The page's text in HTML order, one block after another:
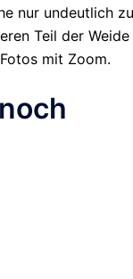
nur undeutlich zu
Teil der Weide
mit Zoom.